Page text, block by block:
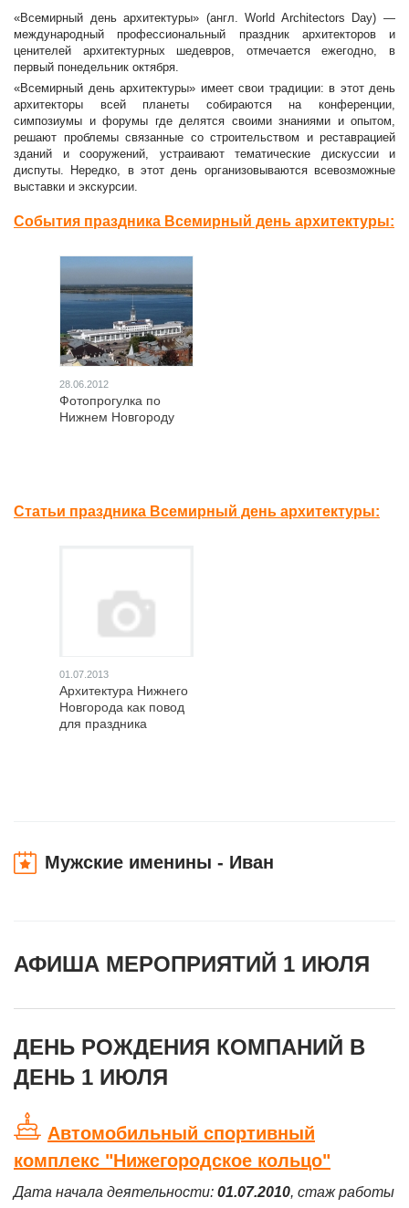
«Всемирный день архитектуры» (англ. World Architectors Day) —
международный профессиональный праздник архитекторов и
ценителей архитектурных шедевров, отмечается ежегодно, в
первый понедельник октября.
«Всемирный день архитектуры» имеет свои традиции: в этот день
архитекторы всей планеты собираются на конференции,
симпозиумы и форумы где делятся своими знаниями и опытом,
решают проблемы связанные со строительством и реставрацией
зданий и сооружений, устраивают тематические дискуссии и
диспуты. Нередко, в этот день организовываются всевозможные
выставки и экскурсии.
События праздника Всемирный день архитектуры:
28.06.2012
Фотопрогулка по
Нижнем Новгороду
Статьи праздника Всемирный день архитектуры:
01.07.2013
Архитектура Нижнего
Новгорода как повод
для праздника
Мужские именины - Иван
АФИША МЕРОПРИЯТИЙ 1 ИЮЛЯ
ДЕНЬ РОЖДЕНИЯ КОМПАНИЙ В
ДЕНЬ 1 ИЮЛЯ
Автомобильный спортивный
комплекс "Нижегородское кольцо"
Дата начала деятельности: 01.07.2010, стаж работы